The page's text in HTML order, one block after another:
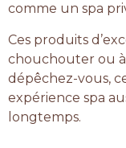
comme un spa
Ces produits
chouchouter ou à
dépêchez-vous,
expérience spa
longtemps.